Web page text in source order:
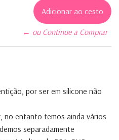
← ou Continue a Comprar
por ser em silicone não
no entanto temos ainda vários
separadamente